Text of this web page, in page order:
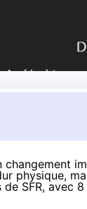
physique,
SFR, avec